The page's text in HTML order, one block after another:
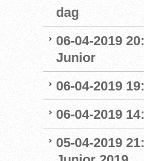
dag
06-04-2019
Junior
06-04-2019
06-04-2019
05-04-2019